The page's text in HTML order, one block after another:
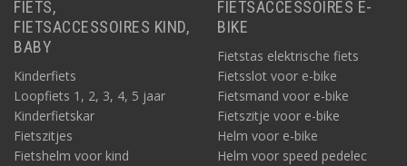
FIETS,
FIETSACCESSOIRES KIND,
BABY
Kinderfiets
Loopfiets 1, 2, 3, 4, 5 jaar
Kinderfietskar
Fietszitjes
Fietshelm voor kind
FIETSACCESSOIRES E-
BIKE
Fietstas elektrische fiets
Fietsslot voor e-bike
Fietsmand voor e-bike
Fietszitje voor e-bike
Helm voor e-bike
Helm voor speed pedelec